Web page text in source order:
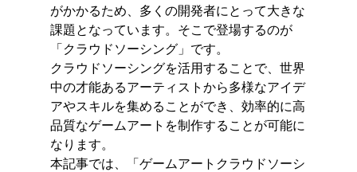
がかかるため、多くの開発者にとって大きな
課題となっています。そこで登場するのが
「クラウドソーシング」です。
クラウドソーシングを活用することで、世界
中の才能あるアーティストから多様なアイデ
アやスキルを集めることができ、効率的に高
品質なゲームアートを制作することが可能に
なります。
本記事では、「ゲームアートクラウドソーシ